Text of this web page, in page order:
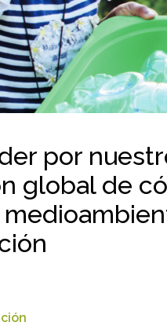
por
global de